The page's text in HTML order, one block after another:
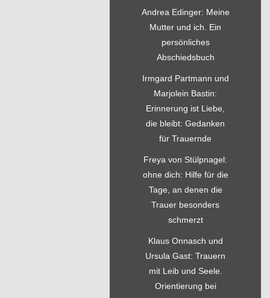
Andrea Edinger: Meine
Mutter und ich. Ein
persönliches
Abschiedsbuch
Irmgard Partmann und
Marjolein Bastin:
Erinnerung ist Liebe,
die bleibt: Gedanken
für Trauernde
Freya von Stülpnagel:
ohne dich: Hilfe für die
Tage, an denen die
Trauer besonders
schmerzt
Klaus Onnasch und
Ursula Gast: Trauern
mit Leib und Seele.
Orientierung bei